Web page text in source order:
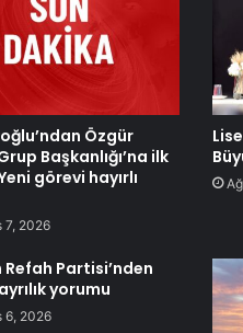
Özgür
Başkanlığı’na ilk
görevi hayırlı
7, 2026
Refah Partisi’nden
yorumu
6, 2026